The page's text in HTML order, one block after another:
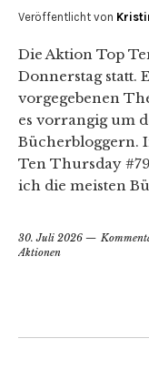
Veröffentlicht von
Die Aktion Top
Donnerstag statt.
vorgegebenen
es vorrangig um
Bücherbloggern.
Ten Thursday
ich die meisten
30. Juli 2026
Aktionen